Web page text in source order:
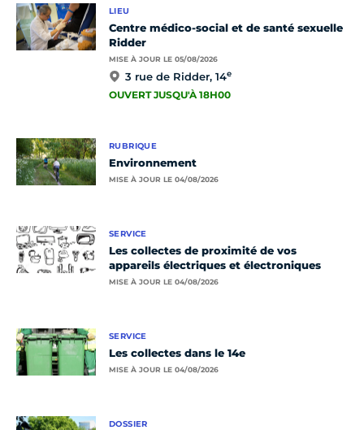
LIEU
Centre médico-social et de santé sexuelle
Ridder
MISE À JOUR LE 05/08/2026
3 rue de Ridder, 14e
OUVERT JUSQU'À 18H00
RUBRIQUE
Environnement
MISE À JOUR LE 04/08/2026
SERVICE
Les collectes de proximité de vos
appareils électriques et électroniques
MISE À JOUR LE 04/08/2026
SERVICE
Les collectes dans le 14e
MISE À JOUR LE 04/08/2026
DOSSIER